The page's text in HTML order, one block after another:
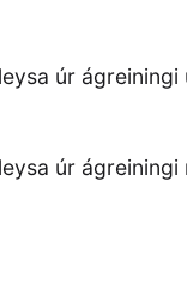
úr
úr ágreiningi